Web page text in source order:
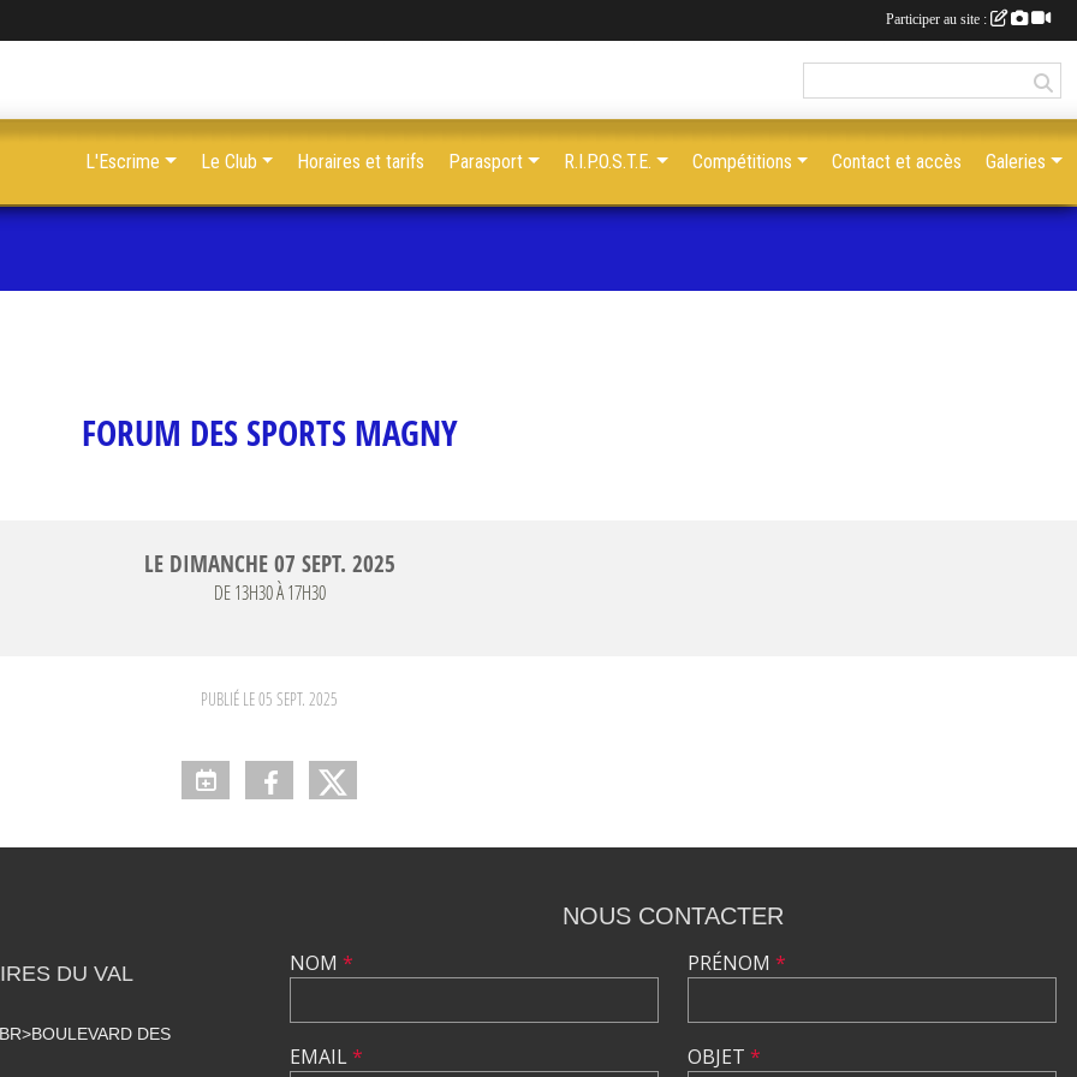
FORUM DES SPORTS MAGNY
LE DIMANCHE07 SEPT. 2025
DE 13H30 À 17H30
PUBLIÉ LE05 SEPT. 2025
L'Escrime Le Club Horaires et tarifs Parasport R.I.P.O.S.T.E. Compétitions Contact et accès Galeries
DU VAL
DES
NOUS CONTACTER
NOM *
EMAIL*
PRÉNOM *
OBJET *
Participer au site :